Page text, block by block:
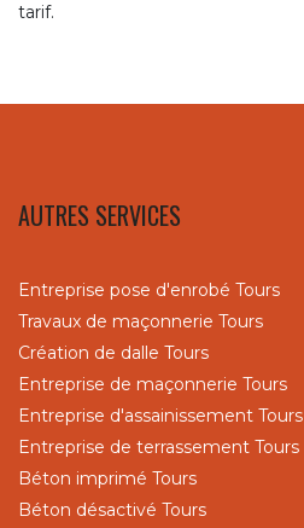
tarif.
AUTRES SERVICES
Entreprise pose d'enrobé Tours
Travaux de maçonnerie Tours
Création de dalle Tours
Entreprise de maçonnerie Tours
Entreprise d'assainissement Tours
Entreprise de terrassement Tours
Béton imprimé Tours
Béton désactivé Tours